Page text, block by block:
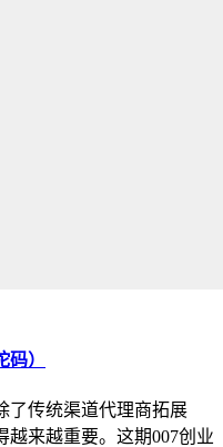
）
了传统渠道代理商拓展
越来越重要。这期007创业